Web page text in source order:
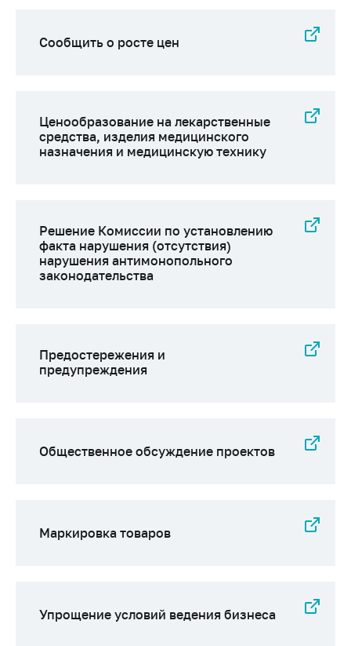
Сообщить о росте цен
Ценообразование на лекарственные
средства, изделия медицинского
назначения и медицинскую технику
Решение Комиссии по установлению
факта нарушения (отсутствия)
нарушения антимонопольного
законодательства
Предостережения и
предупреждения
Общественное обсуждение проектов
Маркировка товаров
Упрощение условий ведения бизнеса